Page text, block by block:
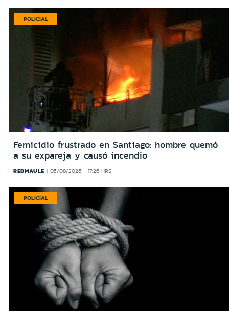
POLICIAL
Femicidio frustrado en Santiago: hombre quemó
a su expareja y causó incendio
REDMAULE 05/08/2026 - 17:26 HRS
POLICIAL